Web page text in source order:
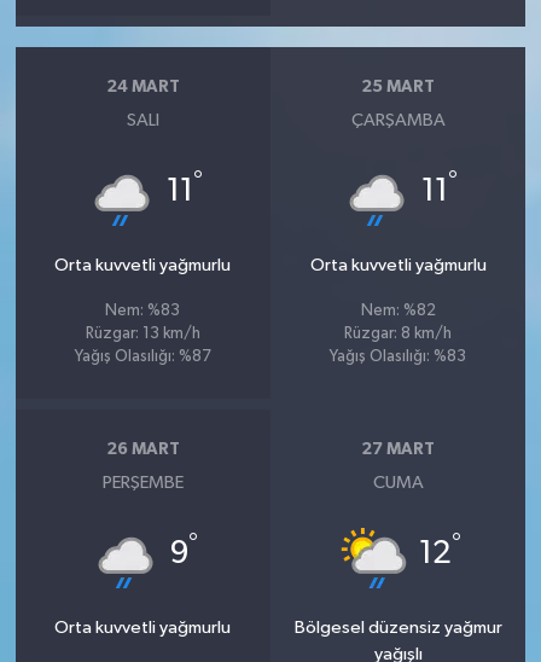
24 MART
SALI
11 °
Orta kuvvetli yağmurlu
Nem: %83
Rüzgar: 13 km/h
Yağış Olasılığı: %87
25 MART
ÇARŞAMBA
11 °
Orta kuvvetli yağmurlu
Nem: %82
Rüzgar: 8 km/h
Yağış Olasılığı: %83
26 MART
PERŞEMBE
9°
Orta kuvvetli yağmurlu
27 MART
CUMA
12°
Bölgesel düzensiz yağmur
yağışlı